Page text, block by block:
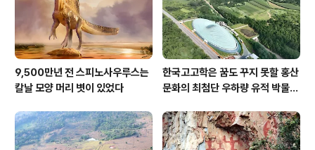
9,500만년 전 스피노사우루스는
칼날 모양 머리 볏이 있었다
한국고고학은 꿈도 꾸지 못할 홍산
문화의 최첨단 우하량 유적 박물관